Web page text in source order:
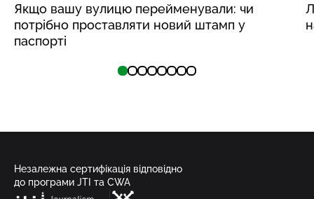
Якщо вашу вулицю перейменували: чи
потрібно проставляти новий штамп у
паспорті
Незалежна сертифікація відповідно
до програми JTI та CWA